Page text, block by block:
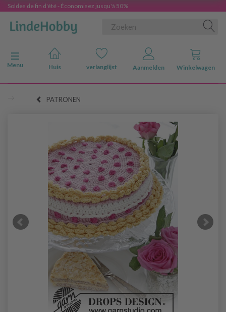
Soldes de fin d'été - Économisez jusqu'à 50%
Navigatie in-/uitschakelen
Menu
Huis verlanglijst Aanmelden Winkelwagen
PATRONEN